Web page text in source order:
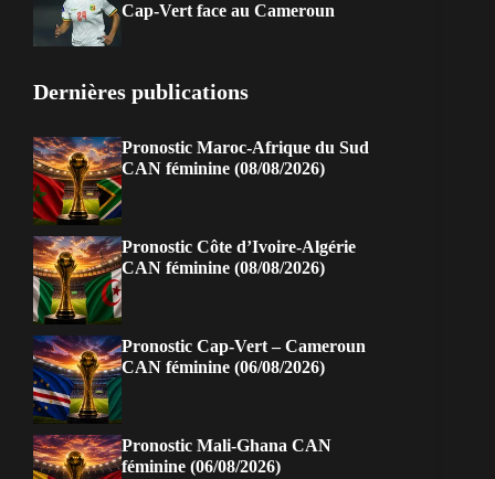
Cap-Vert face au Cameroun
Dernières publications
Pronostic Maroc-Afrique du Sud
CAN féminine (08/08/2026)
Pronostic Côte d’Ivoire-Algérie
CAN féminine (08/08/2026)
Pronostic Cap-Vert – Cameroun
CAN féminine (06/08/2026)
Pronostic Mali-Ghana CAN
féminine (06/08/2026)